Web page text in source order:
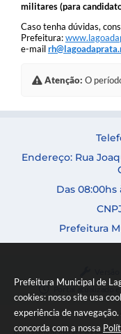
Prefeitura Municipal de
cookies: nosso site usa
experiência de
concorda com a nossa
militares (para
Caso tenha dúvidas,
Prefeitura:
e-mail
Atenção: O
Endereço: Rua
Das 08:00hs
Prefeitura
Portal atualizado